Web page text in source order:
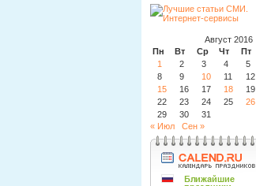
Август 2016
Пн
Вт Ср Чт Пт
1
2 3 4 5
8
9 10 11 12
15
16 17 18 19
22
23 24 25 26
29
30
31
« Июл
Сен »